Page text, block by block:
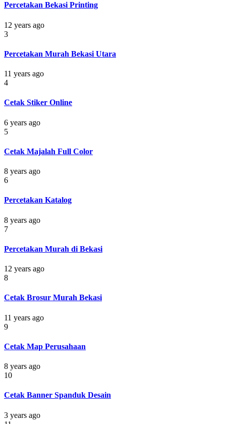
Percetakan Bekasi Printing
12 years ago
3
Percetakan Murah Bekasi Utara
11 years ago
4
Cetak Stiker Online
6 years ago
5
Cetak Majalah Full Color
8 years ago
6
Percetakan Katalog
8 years ago
7
Percetakan Murah di Bekasi
12 years ago
8
Cetak Brosur Murah Bekasi
11 years ago
9
Cetak Map Perusahaan
8 years ago
10
Cetak Banner Spanduk Desain
3 years ago